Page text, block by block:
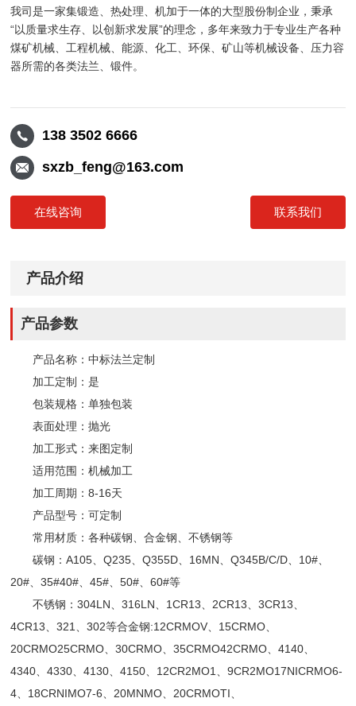
我司是一家集锻造、热处理、机加于一体的大型股份制企业，秉承
“以质量求生存、以创新求发展”的理念，多年来致力于专业生产各种
煤矿机械、工程机械、能源、化工、环保、矿山等机械设备、压力容
器所需的各类法兰、锻件。
138 3502 6666
sxzb_feng@163.com
在线咨询 联系我们
产品介绍
产品参数
产品名称：中标法兰定制
加工定制：是
包装规格：单独包装
表面处理：抛光
加工形式：来图定制
适用范围：机械加工
加工周期：8-16天
产品型号：可定制
常用材质：各种碳钢、合金钢、不锈钢等
碳钢：A105、Q235、Q355D、16MN、Q345B/C/D、10#、
20#、35#40#、45#、50#、60#等
不锈钢：304LN、316LN、1CR13、2CR13、3CR13、
4CR13、321、302等合金钢:12CRMOV、15CRMO、
20CRMO25CRMO、30CRMO、35CRMO42CRMO、4140、
4340、4330、4130、4150、12CR2MO1、9CR2MO17NICRMO6-
4、18CRNIMO7-6、20MNMO、20CRMOTI、